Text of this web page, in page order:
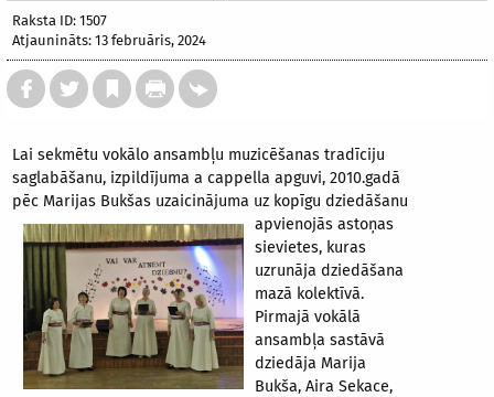
Raksta ID: 1507
Atjaunināts: 13 februāris, 2024
Lai sekmētu vokālo ansambļu muzicēšanas tradīciju
saglabāšanu, izpildījuma a cappella apguvi, 2010.gadā
pēc Marijas Bukšas uzaicinājuma uz kopīgu dziedāšanu
apvienojās astoņas
sievietes, kuras
uzrunāja dziedāšana
mazā kolektīvā.
Pirmajā vokālā
ansambļa sastāvā
dziedāja Marija
Bukša, Aira Sekace,